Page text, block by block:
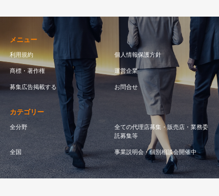
メニュー
利用規約 個人情報保護方針
商標・著作権 運営企業
募集広告掲載する お問合せ
カテゴリー
全分野
全ての代理店募集・販売店・業務委
託募集等
全国 事業説明会・個別相談会開催中